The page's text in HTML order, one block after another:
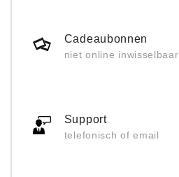
Cadeaubonnen
niet online inwisselbaar
Support
telefonisch of email